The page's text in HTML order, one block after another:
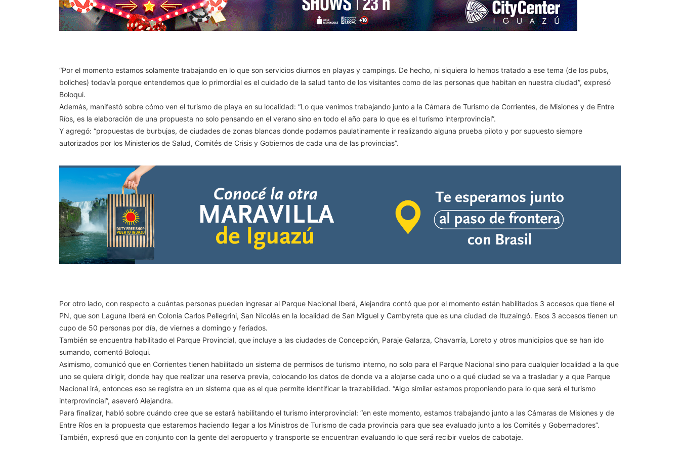
“Por el momento estamos solamente trabajando en lo que son servicios diurnos en playas y campings. De hecho, ni siquiera lo hemos tratado a ese tema (de los pubs,
boliches) todavía porque entendemos que lo primordial es el cuidado de la salud tanto de los visitantes como de las personas que habitan en nuestra ciudad”, expresó
Boloqui.
Además, manifestó sobre cómo ven el turismo de playa en su localidad: “Lo que venimos trabajando junto a la Cámara de Turismo de Corrientes, de Misiones y de Entre
Ríos, es la elaboración de una propuesta no solo pensando en el verano sino en todo el año para lo que es el turismo interprovincial”.
Y agregó: “propuestas de burbujas, de ciudades de zonas blancas donde podamos paulatinamente ir realizando alguna prueba piloto y por supuesto siempre
autorizados por los Ministerios de Salud, Comités de Crisis y Gobiernos de cada una de las provincias”.
Por otro lado, con respecto a cuántas personas pueden ingresar al Parque Nacional Iberá, Alejandra contó que por el momento están habilitados 3 accesos que tiene el
PN, que son Laguna Iberá en Colonia Carlos Pellegrini, San Nicolás en la localidad de San Miguel y Cambyreta que es una ciudad de Ituzaingó. Esos 3 accesos tienen un
cupo de 50 personas por día, de viernes a domingo y feriados.
También se encuentra habilitado el Parque Provincial, que incluye a las ciudades de Concepción, Paraje Galarza, Chavarría, Loreto y otros municipios que se han ido
sumando, comentó Boloqui.
Asimismo, comunicó que en Corrientes tienen habilitado un sistema de permisos de turismo interno, no solo para el Parque Nacional sino para cualquier localidad a la que
uno se quiera dirigir, donde hay que realizar una reserva previa, colocando los datos de donde va a alojarse cada uno o a qué ciudad se va a trasladar y a que Parque
Nacional irá, entonces eso se registra en un sistema que es el que permite identificar la trazabilidad. “Algo similar estamos proponiendo para lo que será el turismo
interprovincial”, aseveró Alejandra.
Para finalizar, habló sobre cuándo cree que se estará habilitando el turismo interprovincial: “en este momento, estamos trabajando junto a las Cámaras de Misiones y de
Entre Ríos en la propuesta que estaremos haciendo llegar a los Ministros de Turismo de cada provincia para que sea evaluado junto a los Comités y Gobernadores”.
También, expresó que en conjunto con la gente del aeropuerto y transporte se encuentran evaluando lo que será recibir vuelos de cabotaje.